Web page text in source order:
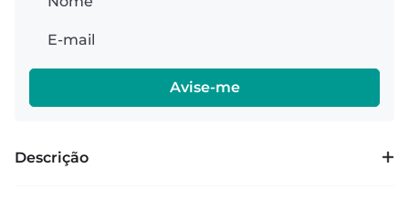
Descrição